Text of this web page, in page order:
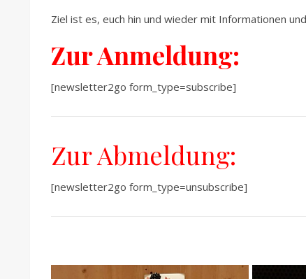
Ziel ist es, euch hin und wieder mit Informationen
Zur Anmeldung:
[newsletter2go form_type=subscribe]
Zur Abmeldung:
[newsletter2go form_type=unsubscribe]